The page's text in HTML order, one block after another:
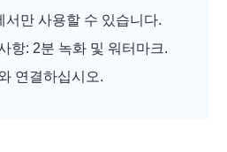
만 사용할 수 있습니다.
항: 2분 녹화 및 워터마크.
연결하십시오.